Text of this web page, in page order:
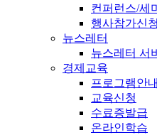
컨퍼런스/세
행사참가신청
뉴스레터
뉴스레터 서
경제교육
프로그램안내
교육신청
수료증발급
온라인학습